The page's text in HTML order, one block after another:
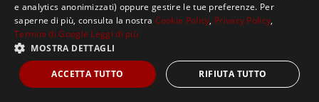
Copyright ©2021, MASTERX Tutti i diritti riservati.
e analytics anonimizzati) oppure gestire le tue preferenze. Per
saperne di più, consulta la nostra Cookie Policy, Privacy Policy,
Termini di Google Leggi di più
MOSTRA DETTAGLI
ACCETTA TUTTO RIFIUTA TUTTO